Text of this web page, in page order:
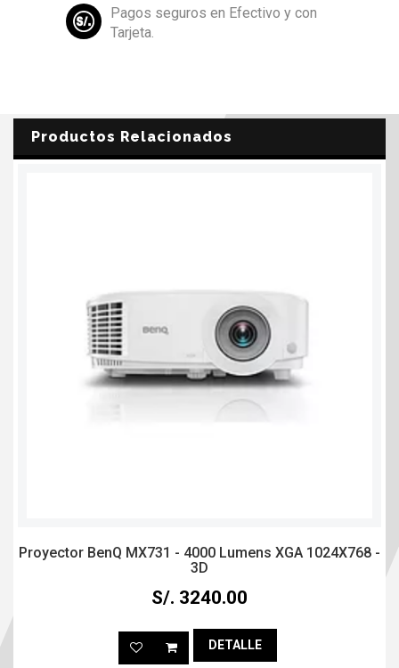
Pagos seguros en Efectivo y con
Tarjeta.
Productos Relacionados
Proyector BenQ MX731 - 4000 Lumens XGA 1024X768 -
3D
S/. 3240.00
DETALLE